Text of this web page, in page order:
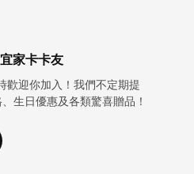
家卡卡友
歡迎你加入！我們不定期提
生日優惠及各類驚喜贈品！